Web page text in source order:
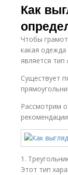
Как
Чтобы
какая
является тип
Существует
Рассмотрим
1.
Этот тип